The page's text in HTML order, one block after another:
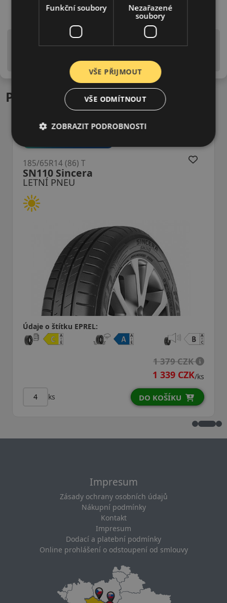
Upozornění! Hodnoty na štítku jsou pouze
is EU štítky ve smyslu dosud platné (předchozí) legislativy.
Podobné produkty
LETNÍ PNEU
SN110 Sincera
185/65R14 (86) T
Údaje o štítku EPREL:
1 379 CZK
1 339 CZK/ks
ks DO KOŠÍKU
Impresum
Zásady ochrany osobních údajů
Nákupní podmínky
Kontakt
Impresum
Dodací a platební podmínky
Online prohlášení o odstoupení od smlouvy
Funkční soubory
Nezařazené
soubory
VŠE PŘIJMOUT
VŠE ODMÍTNOUT
ZOBRAZIT PODROBNOSTI